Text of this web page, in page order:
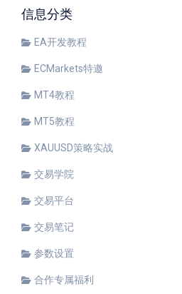
信息分类
EA开发教程
ECMarkets特邀
MT4教程
MT5教程
XAUUSD策略实战
交易学院
交易平台
交易笔记
参数设置
合作专属福利